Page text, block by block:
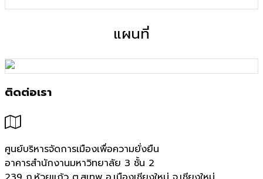
แผนที่
ติดต่อเรา
ศูนย์บริหารจัดการเมืองเพื่อความยั่งยืน
อาคารสำนักงานมหาวิทยาลัย 3 ชั้น 2